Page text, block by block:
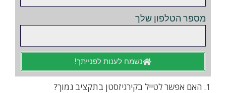
מספר הטלפון שלך
נשמח לענות לפנייתך!
1. האם אפשר לטייל בקירגיזסטן בתקציב נמוך?